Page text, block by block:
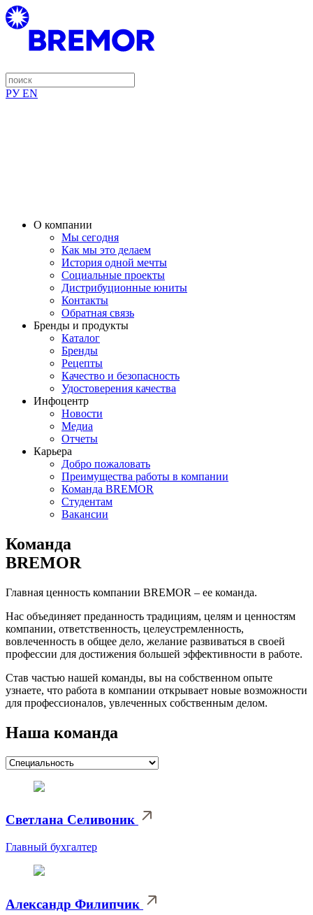
РУ EN
О компании
Мы сегодня
Как мы это делаем
История одной мечты
Социальные проекты
Дистрибуционные юниты
Контакты
Обратная связь
Бренды и продукты
Каталог
Бренды
Рецепты
Качество и безопасность
Удостоверения качества
Инфоцентр
Новости
Медиа
Отчеты
Карьера
Добро пожаловать
Преимущества работы в компании
Команда BREMOR
Студентам
Вакансии
Команда
BREMOR
Главная ценность компании BREMOR – ее команда.
Нас объединяет преданность традициям, целям и ценностям
компании, ответственность, целеустремленность,
вовлеченность в общее дело, желание развиваться в своей
профессии для достижения большей эффективности в работе.
Став частью нашей команды, вы на собственном опыте
узнаете, что работа в компании открывает новые возможности
для профессионалов, увлеченных собственным делом.
Наша команда
Светлана Селивоник
Главный бухгалтер
Александр Филипчик